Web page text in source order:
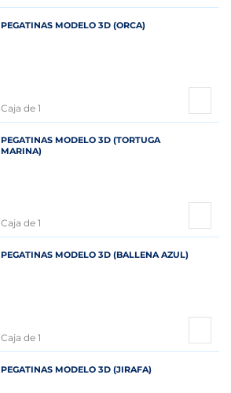
PEGATINAS MODELO 3D (ORCA)
Caja de 1
PEGATINAS MODELO 3D (TORTUGA
MARINA)
Caja de 1
PEGATINAS MODELO 3D (BALLENA AZUL)
Caja de 1
PEGATINAS MODELO 3D (JIRAFA)